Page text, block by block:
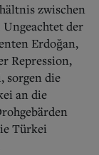
zwischen
der
Erdoğan,
Repression,
sorgen die
an die
Türkei